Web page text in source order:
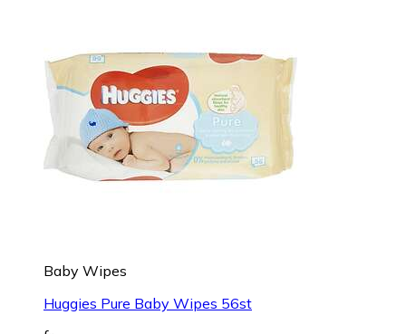
Baby Wipes
Huggies Pure Baby Wipes 56st